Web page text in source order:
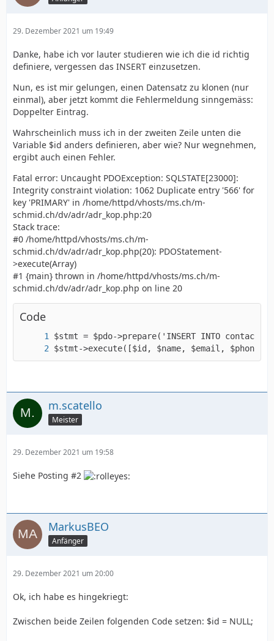
?>
29. Dezember 2021 um 19:49
Danke, habe ich vor lauter studieren wie ich die id richtig
definiere, vergessen das INSERT einzusetzen.
Nun, es ist mir gelungen, einen Datensatz zu klonen (nur
einmal), aber jetzt kommt die Fehlermeldung sinngemäss:
Doppelter Eintrag.
Wahrscheinlich muss ich in der zweiten Zeile unten die
Variable $id anders definieren, aber wie? Nur wegnehmen,
ergibt auch einen Fehler.
Fatal error: Uncaught PDOException: SQLSTATE[23000]:
Integrity constraint violation: 1062 Duplicate entry '566' for
key 'PRIMARY' in /home/httpd/vhosts/ms.ch/m-
schmid.ch/dv/adr/adr_kop.php:20
Stack trace:
#0 /home/httpd/vhosts/ms.ch/m-
schmid.ch/dv/adr/adr_kop.php(20): PDOStatement-
>execute(Array)
#1 {main} thrown in /home/httpd/vhosts/ms.ch/m-
schmid.ch/dv/adr/adr_kop.php on line 20
Code
$stmt->execute([$id, $name, $email,
m.scatello
Meister
29. Dezember 2021 um 19:58
Siehe Posting #2
MarkusBEO
Anfänger
29. Dezember 2021 um 20:00
Ok, ich habe es hingekriegt:
Zwischen beide Zeilen folgenden Code setzen: $id = NULL;